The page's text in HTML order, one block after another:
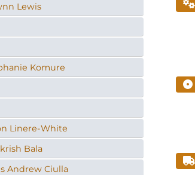
Lewis
Komure
Linere-White
Bala
Andrew Ciulla